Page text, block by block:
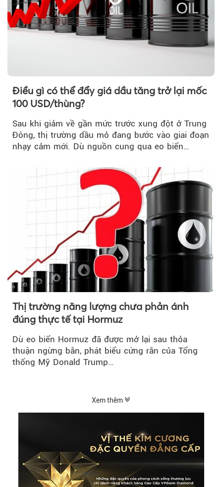
Điều gì có thể đẩy giá dầu tăng trở lại mốc
100 USD/thùng?
Sau khi giảm về gần mức trước xung đột ở Trung
Đông, thị trường dầu mỏ đang bước vào giai đoạn
nhạy cảm mới. Dù nguồn cung qua eo biển
Thị trường năng lượng chưa phản ánh
đúng thực tế tại Hormuz
Dù eo biển Hormuz đã được mở lại sau thỏa
thuận ngừng bắn, phát biểu cứng rắn của Tổng
thống Mỹ Donald Trump…
Xem thêm